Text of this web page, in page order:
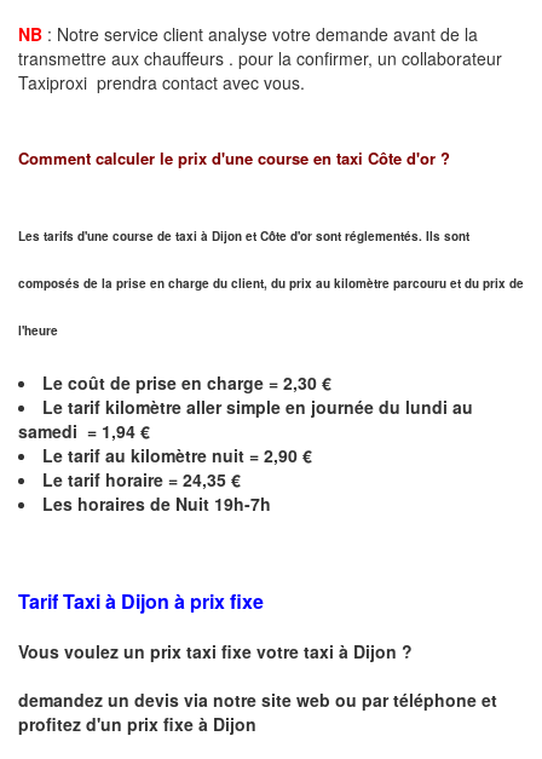
NB : Notre service client analyse votre demande avant de la
transmettre aux chauffeurs . pour la confirmer, un collaborateur
Taxiproxi prendra contact avec vous.
Comment calculer le prix d'une course en taxi Côte d'or ?
Les tarifs d'une course de taxi à Dijon et Côte d'or sont réglementés. Ils sont
composés de la prise en charge du client, du prix au kilomètre parcouru et du prix de
l'heure
Le coût de prise en charge = 2,30 €
Le tarif kilomètre aller simple en journée du lundi au
samedi = 1,94 €
Le tarif au kilomètre nuit = 2,90 €
Le tarif horaire = 24,35 €
Les horaires de Nuit 19h-7h
Tarif Taxi à Dijon à prix fixe
Vous voulez un prix taxi fixe votre taxi à Dijon ?
demandez un devis via notre site web ou par téléphone et
profitez d'un prix fixe à Dijon